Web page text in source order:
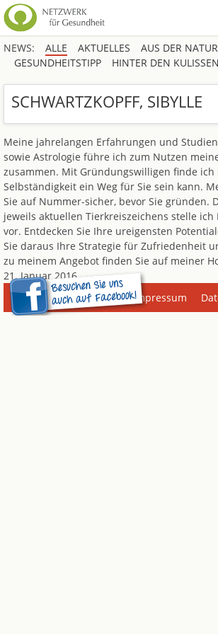
NEWS: ALLE AKTUELLES
AUS DER NATUR
GESUNDHEITSTIPP
HINTER DEN KULISSEN
SCHWARTZKOPFF, SIBYLLE
Meine jahrelangen Erfahrungen und
sowie Astrologie führe ich zum Nutzen
zusammen. Mit Gründungswilligen finde ich
Selbständigkeit ein Weg für Sie sein kann.
Sie auf Nummer-sicher, bevor Sie gründen.
jeweils aktuellen Tierkreiszeichens stelle
vor. Entdecken Sie Ihre ureigensten
Sie daraus Ihre Strategie für Zufriedenheit
zu meinem Angebot finden Sie auf meiner
21. Januar 2016
Impressum